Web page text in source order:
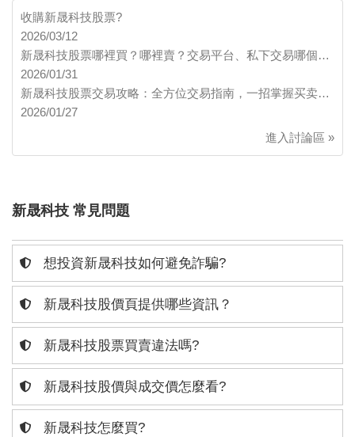
收購新晟科技股票?
2026/03/12
新晟科技股票哪裡買？哪裡賣？交易平台、私下交易哪個…
2026/01/31
新晟科技股票交易攻略：全方位交易指南，一招掌握买卖…
2026/01/27
進入討論區 »
新晟科技 常見問題
想投資新晟科技如何避免詐騙?
新晟科技股價頁提供哪些資訊？
新晟科技股票買賣違法嗎?
新晟科技股價與成交價怎麼看?
新晟科技怎麼買?